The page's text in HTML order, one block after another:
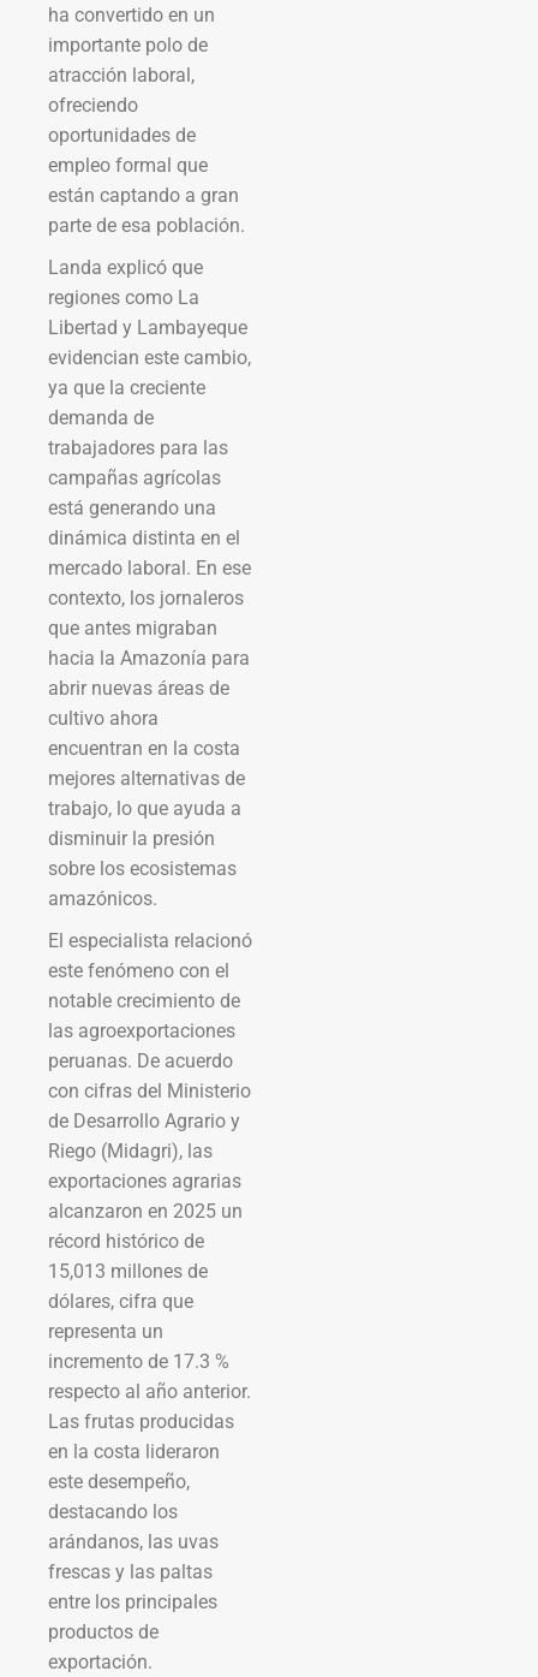
ha convertido en un
importante polo de
atracción laboral,
ofreciendo
oportunidades de
empleo formal que
están captando a gran
parte de esa población.
Landa explicó que
regiones como La
Libertad y Lambayeque
evidencian este cambio,
ya que la creciente
demanda de
trabajadores para las
campañas agrícolas
está generando una
dinámica distinta en el
mercado laboral. En ese
contexto, los jornaleros
que antes migraban
hacia la Amazonía para
abrir nuevas áreas de
cultivo ahora
encuentran en la costa
mejores alternativas de
trabajo, lo que ayuda a
disminuir la presión
sobre los ecosistemas
amazónicos.
El especialista relacionó
este fenómeno con el
notable crecimiento de
las agroexportaciones
peruanas. De acuerdo
con cifras del Ministerio
de Desarrollo Agrario y
Riego (Midagri), las
exportaciones agrarias
alcanzaron en 2025 un
récord histórico de
15,013 millones de
dólares, cifra que
representa un
incremento de 17.3 %
respecto al año anterior.
Las frutas producidas
en la costa lideraron
este desempeño,
destacando los
arándanos, las uvas
frescas y las paltas
entre los principales
productos de
exportación.